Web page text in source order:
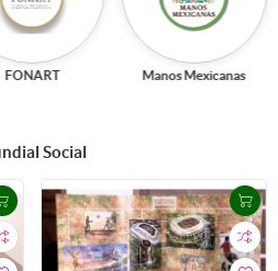
FONART Manos Mexicanas
Social